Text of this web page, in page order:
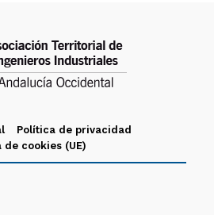
Política de privacidad
de cookies (UE)